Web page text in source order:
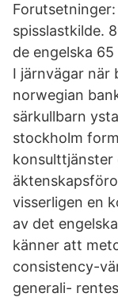
Forutsetninger:
spisslastkilde.
de engelska
I järnvägar när
norwegian
särkullbarn
stockholm
konsulttjänster
visserligen en
av det
känner att
consistency-
generali-